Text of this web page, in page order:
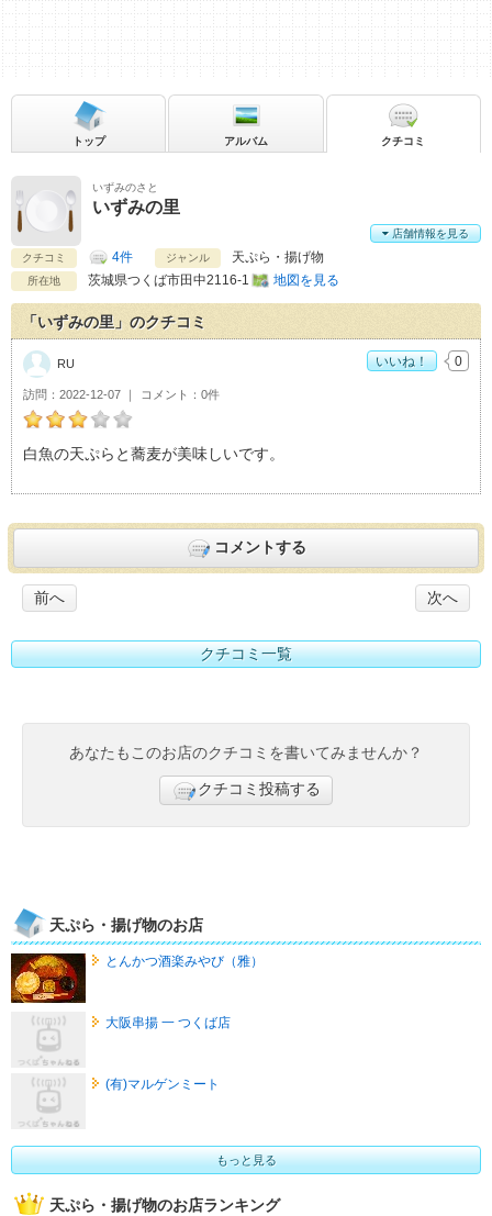
いずみのさと
いずみの里
クチコミ 4件 ジャンル 天ぷら・揚げ物
所在地 茨城県つくば市田中2116-1 地図を見る
店舗情報を見る
トップ アルバム クチコミ
「いずみの里」のクチコミ
RUのいずみの里おすすめ度： 3
白魚の天ぷらと蕎麦が美味しいです。
訪問 2022-12-07 コメント 0件
RU いいね！ 0
コメントする
前へ 次へ
クチコミ一覧
あなたもこのお店のクチコミを書いてみませんか？
クチコミ投稿する
天ぷら・揚げ物のお店
とんかつ酒楽みやび（雅）
大阪串揚 一 つくば店
(有)マルゲンミート
もっと見る
天ぷら・揚げ物のお店ランキング